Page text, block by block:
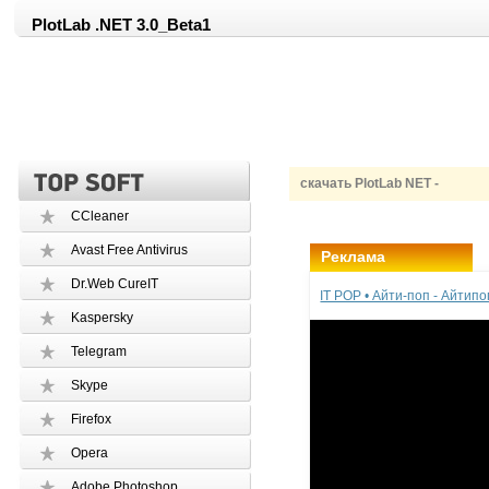
PlotLab .NET 3.0_Beta1
скачать PlotLab NET -
CCleaner
Avast Free Antivirus
Dr.Web CureIT
Kaspersky
Telegram
Skype
Firefox
Opera
Реклама
IT POP • Айти-поп -